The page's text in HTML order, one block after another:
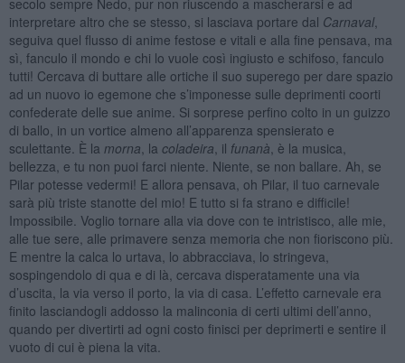
interpretare altro che se stesso, si lasciava portare dal Carnaval,
seguiva quel flusso di anime festose e vitali e alla fine pensava, ma
sì, fanculo il mondo e chi lo vuole così ingiusto e schifoso, fanculo
tutti! Cercava di buttare alle ortiche il suo superego per dare spazio
ad un nuovo io egemone che s’imponesse sulle deprimenti coorti
confederate delle sue anime. Si sorprese perfino colto in un guizzo
di ballo, in un vortice almeno all’apparenza spensierato e
sculettante. È la morna , la coladeira , il funanà , è la musica,
bellezza, e tu non puoi farci niente. Niente, se non ballare. Ah, se
Pilar potesse vedermi! E allora pensava, oh Pilar, il tuo carnevale
sarà più triste stanotte del mio! E tutto si fa strano e difficile!
Impossibile. Voglio tornare alla via dove con te intristisco, alle mie,
alle tue sere, alle primavere senza memoria che non fioriscono più.
E mentre la calca lo urtava, lo abbracciava, lo stringeva,
sospingendolo di qua e di là, cercava disperatamente una via
d’uscita, la via verso il porto, la via di casa. L’effetto carnevale era
finito lasciandogli addosso la malinconia di certi ultimi dell’anno,
quando per divertirti ad ogni costo finisci per deprimerti e sentire il
vuoto di cui è piena la vita.